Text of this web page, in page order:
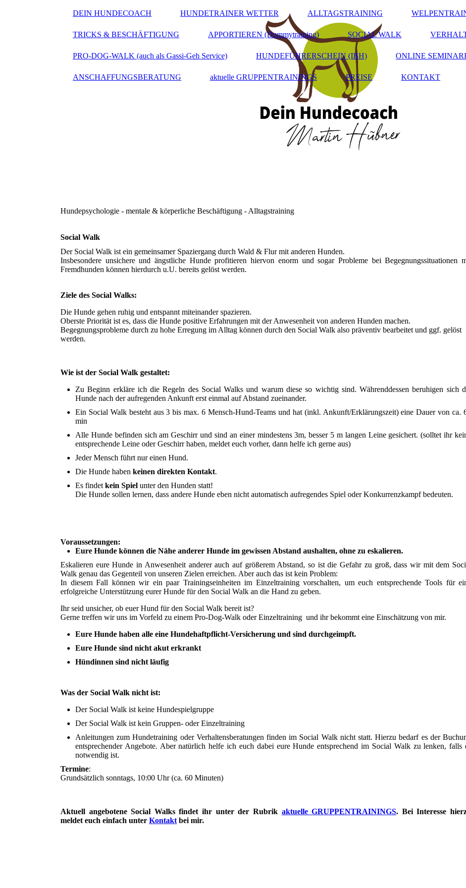
DEIN HUNDECOACH HUNDETRAINER WETTER ALLTAGSTRAINING
TRICKS & BESCHÄFTIGUNG APPORTIEREN (Dummytraining) SOCIAL WALK
PRO-DOG-WALK (auch als Gassi-Geh Service) HUNDEFÜHRERSCHEIN (IBH) ONLINE
ANSCHAFFUNGSBERATUNG aktuelle GRUPPENTRAININGS PREISE KONTAKT
Hundepsychologie - mentale & körperliche Beschäftigung - Alltagstraining
Social Walk
Der Social Walk ist ein gemeinsamer Spaziergang durch Wald & Flur mit anderen Hunden.
Insbesondere unsichere und ängstliche Hunde profitieren hiervon enorm und sogar Probleme bei Begegnungssituationen
Fremdhunden können hierdurch u.U. bereits gelöst werden.
Ziele des Social Walks:
Die Hunde gehen ruhig und entspannt miteinander spazieren.
Oberste Priorität ist es, dass die Hunde positive Erfahrungen mit der Anwesenheit von anderen Hunden machen.
Begegnungsprobleme durch zu hohe Erregung im Alltag können durch den Social Walk also präventiv bearbeitet und ggf. gelöst
werden.
Wie ist der Social Walk gestaltet:
Zu Beginn erkläre ich die Regeln des Social Walks und warum diese so wichtig sind. Währenddessen beruhigen sich
Hunde nach der aufregenden Ankunft erst einmal auf Abstand zueinander.
Ein Social Walk besteht aus 3 bis max. 6 Mensch-Hund-Teams und hat (inkl. Ankunft/Erklärungszeit) eine Dauer von ca.
min
Alle Hunde befinden sich am Geschirr und sind an einer mindestens 3m, besser 5 m langen Leine gesichert. (solltet ihr
entsprechende Leine oder Geschirr haben, meldet euch vorher, dann helfe ich gerne aus)
Jeder Mensch führt nur einen Hund.
Die Hunde haben keinen direkten Kontakt.
Es findet kein Spiel unter den Hunden statt!
Die Hunde sollen lernen, dass andere Hunde eben nicht automatisch aufregendes Spiel oder Konkurrenzkampf bedeuten.
Voraussetzungen:
Eure Hunde können die Nähe anderer Hunde im gewissen Abstand aushalten, ohne zu eskalieren.
Eskalieren eure Hunde in Anwesenheit anderer auch auf größerem Abstand, so ist die Gefahr zu groß, dass wir mit dem
Walk genau das Gegenteil von unseren Zielen erreichen. Aber auch das ist kein Problem:
In diesem Fall können wir ein paar Trainingseinheiten im Einzeltraining vorschalten, um euch entsprechende Tools für
erfolgreiche Unterstützung eurer Hunde für den Social Walk an die Hand zu geben.
Ihr seid unsicher, ob euer Hund für den Social Walk bereit ist?
Gerne treffen wir uns im Vorfeld zu einem Pro-Dog-Walk oder Einzeltraining und ihr bekommt eine Einschätzung von mir.
Eure Hunde haben alle eine Hundehaftpflicht-Versicherung und sind durchgeimpft.
Eure Hunde sind nicht akut erkrankt
Hündinnen sind nicht läufig
Was der Social Walk nicht ist:
Der Social Walk ist keine Hundespielgruppe
Der Social Walk ist kein Gruppen- oder Einzeltraining
Anleitungen zum Hundetraining oder Verhaltensberatungen finden im Social Walk nicht statt. Hierzu bedarf es der
entsprechender Angebote. Aber natürlich helfe ich euch dabei eure Hunde entsprechend im Social Walk zu lenken, falls
notwendig ist.
Termine:
Grundsätzlich sonntags, 10:00 Uhr (ca. 60 Minuten)
Aktuell angebotene Social Walks findet ihr unter der Rubrik aktuelle GRUPPENTRAININGS. Bei Interesse
meldet euch einfach unter Kontakt bei mir.